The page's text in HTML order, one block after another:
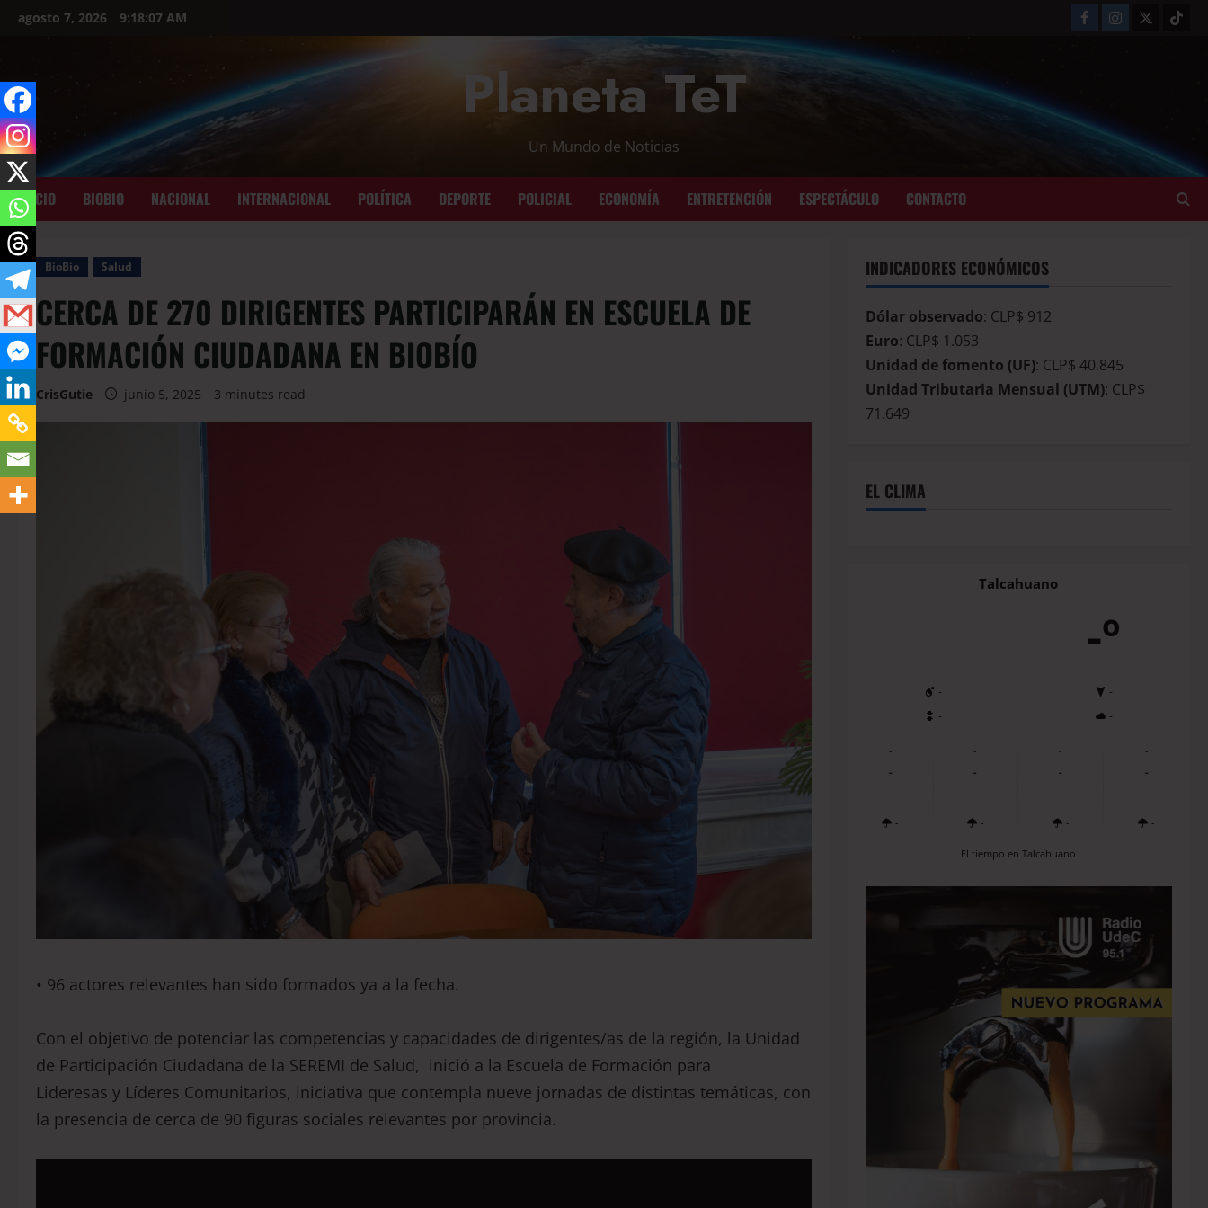
agosto 7, 2026 9:18:08 AM
Planeta TeT
Un Mundo de Noticias
INICIO BIOBIO NACIONAL INTERNACIONAL POLÍTICA DEPORTE POLICIAL ECONOMÍA ENTRETENCIÓN ESPECTÁCULO CONTACTO
BioBio Salud
CERCA DE 270 DIRIGENTES PARTICIPARÁN EN ESCUELA DE
FORMACIÓN CIUDADANA EN BIOBÍO
CrisGutie junio 5, 2025 3 minutes read
• 96 actores relevantes han sido formados ya a la fecha.
Con el objetivo de potenciar las competencias y capacidades de dirigentes/as de la región, la Unidad
de Participación Ciudadana de la SEREMI de Salud, inició a la Escuela de Formación para
Lideresas y Líderes Comunitarios, iniciativa que contempla nueve jornadas de distintas temáticas, con
la presencia de cerca de 90 figuras sociales relevantes por provincia.
INDICADORES ECONÓMICOS
Dólar observado: CLP$ 912
Euro: CLP$ 1.053
Unidad de fomento (UF): CLP$ 40.845
Unidad Tributaria Mensual (UTM): CLP$
71.649
EL CLIMA
Talcahuano
-º
-
-
-
-
-
-
-
-
-
-
-
-
-
-
-
-
El tiempo en Talcahuano